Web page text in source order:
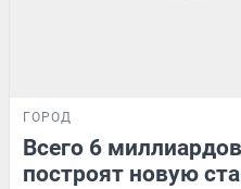
ГОРОД
Всего 6
построят новую